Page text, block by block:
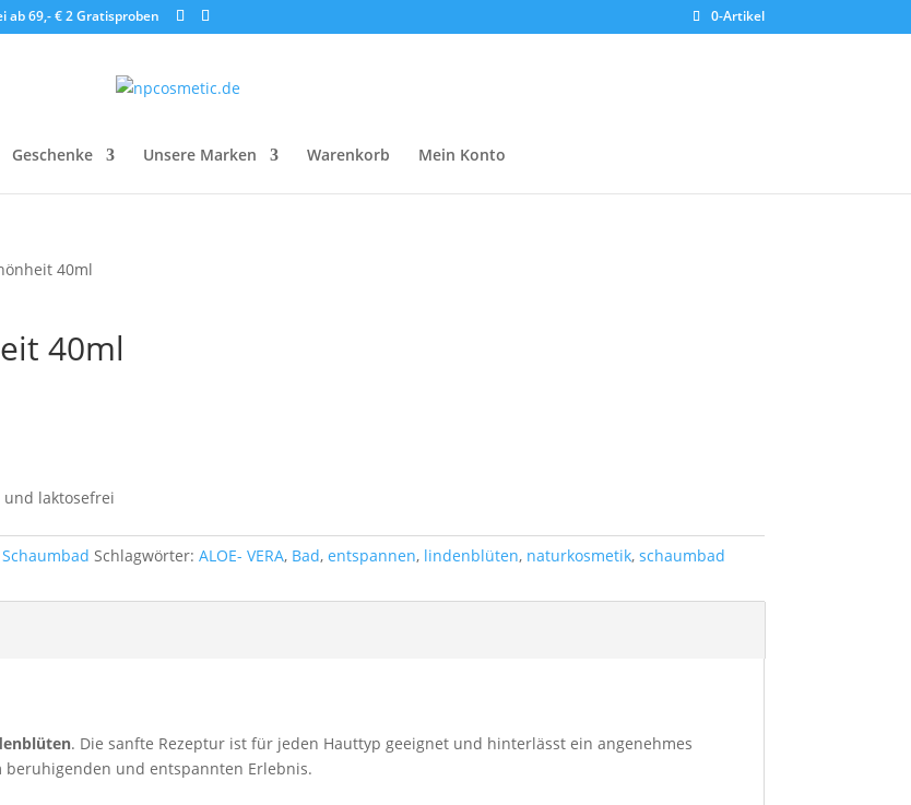
ab 69,- € 2 Gratisproben 0-Artikel
Geschenke Unsere Marken Warenkorb Mein Konto
40ml
40ml
und laktosefrei
Schaumbad Schlagwörter:ALOE- VERA, Bad,entspannen, lindenblüten, naturkosmetik,schaumbad
. Die sanfte Rezeptur ist für jeden Hauttyp geeignet und hinterlässt ein angenehmes
und entspannten Erlebnis.